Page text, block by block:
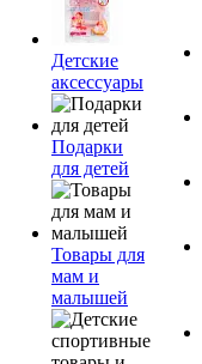
Детские
аксессуары
Подарки
для детей
Товары для
мам и
малышей